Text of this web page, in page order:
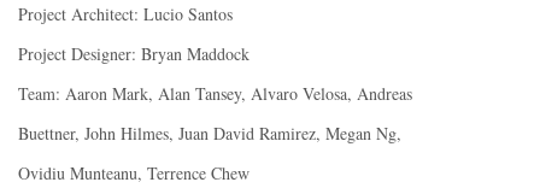
Project Architect: Lucio Santos
Project Designer: Bryan Maddock
Team: Aaron Mark, Alan Tansey, Alvaro Velosa, Andreas
Buettner, John Hilmes, Juan David Ramirez, Megan Ng,
Ovidiu Munteanu, Terrence Chew